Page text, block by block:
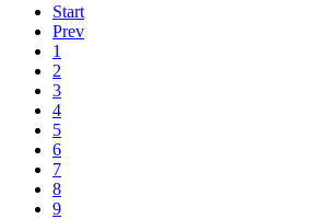
Start
Prev
1
2
3
4
5
6
7
8
9